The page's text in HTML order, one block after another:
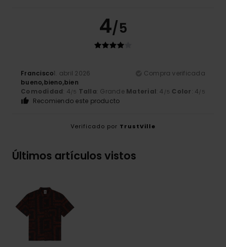
4/5
Francisco1. abril 2026
Compra verificada
bueno,bieno,bien
Comodidad: 4/5 Talla: Grande Material: 4 /5 Color: 4/5
Recomiendo este producto
Verificado por TrustVille
Últimos artículos vistos